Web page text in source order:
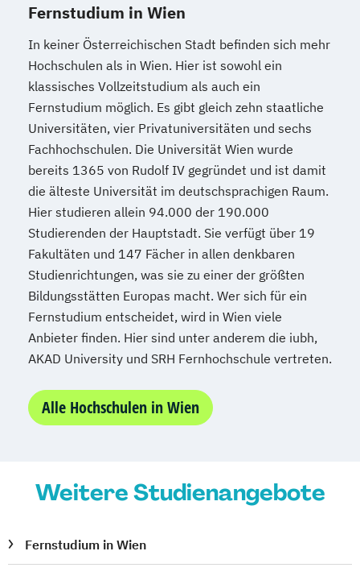
Wirtschafts­ingenieur­wesen
Wirtschafts­ingenieur­wesen
Wirtschafts­ingenieur­wesen Mechatronik
Wirtschafts­ingenieur­wesen Medizintechnik
Wirtschafts­ingenieur­wesen
Verfahrenstechnik
Zukunftsmanagement
Fernstudium in Wien
In keiner Österreichischen Stadt befinden sich mehr
Hochschulen als in Wien. Hier ist sowohl ein
klassisches Vollzeitstudium als auch ein
Fernstudium möglich. Es gibt gleich zehn staatliche
Universitäten, vier Privatuniversitäten und sechs
Fachhochschulen. Die Universität Wien wurde
bereits 1365 von Rudolf IV gegründet und ist damit
die älteste Universität im deutschsprachigen Raum.
Hier studieren allein 94.000 der 190.000
Studierenden der Hauptstadt. Sie verfügt über 19
Fakultäten und 147 Fächer in allen denkbaren
Studienrichtungen, was sie zu einer der größten
Bildungsstätten Europas macht. Wer sich für ein
Fernstudium entscheidet, wird in Wien viele
Anbieter finden. Hier sind unter anderem die iubh,
AKAD University und SRH Fernhochschule vertreten.
Alle Hochschulen in Wien
Weitere Studienangebote
Fernstudium in Wien